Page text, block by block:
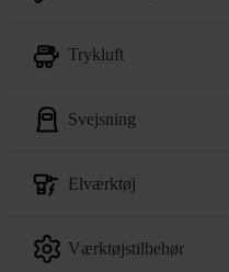
trykluft
svejsning
elværktøj
værktøjstilbehør